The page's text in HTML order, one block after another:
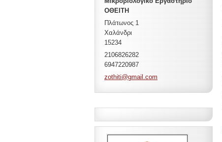
ΟΘΕΙΤΗ
Πλάτωνος 1
Χαλάνδρι
15234
2106826282
6947220987
zothiti@gmail.com